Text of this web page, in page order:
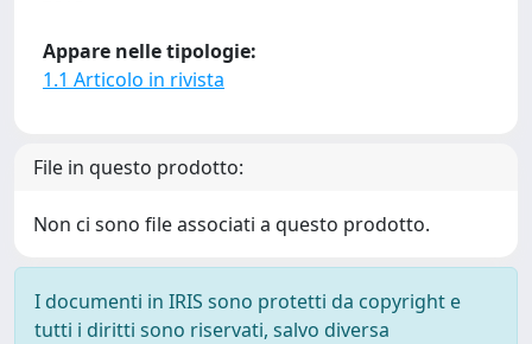
Appare nelle tipologie:
1.1 Articolo in rivista
File in questo prodotto:
Non ci sono file associati a questo prodotto.
I documenti in IRIS sono protetti da copyright e
tutti i diritti sono riservati, salvo diversa